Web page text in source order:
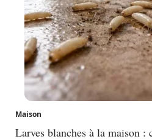
Maison
Larves blanches à la maison :